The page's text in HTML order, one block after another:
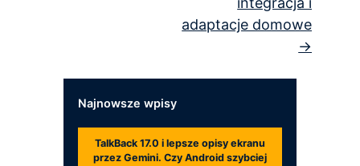
adaptacje domowe
Najnowsze wpisy
TalkBack 17.0 i lepsze opisy ekranu
przez Gemini. Czy Android szybciej